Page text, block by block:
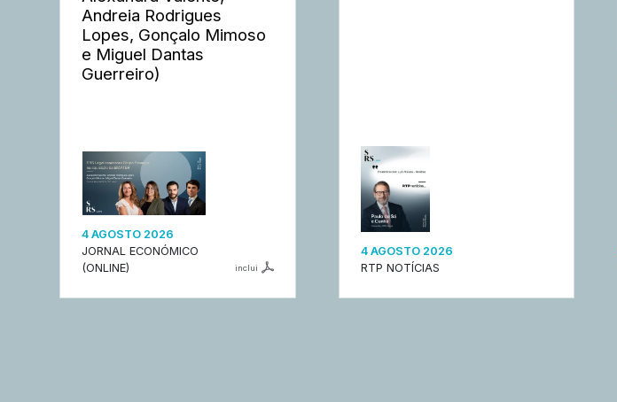
Andreia Rodrigues
Lopes, Gonçalo Mimoso
e Miguel Dantas
Guerreiro)
4 AGOSTO 2026
JORNAL ECONÓMICO
(ONLINE)
inclui
4 AGOSTO 2026
RTP NOTÍCIAS